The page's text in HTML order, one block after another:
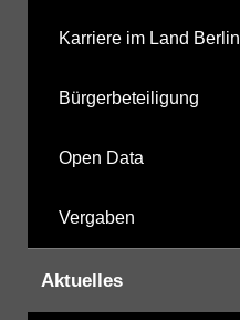
Karriere im Land Berlin
Bürgerbeteiligung
Open Data
Vergaben
Aktuelles